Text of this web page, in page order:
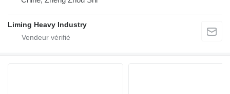
Liming Heavy Industry